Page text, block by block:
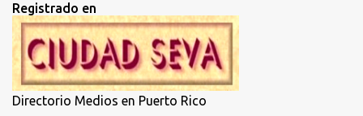
Registrado en
Directorio Medios en Puerto Rico